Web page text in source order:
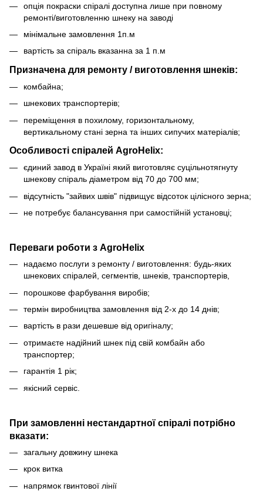
опція покраски спіралі доступна лише при повному
ремонті/виготовленню шнеку на заводі
мінімальне замовлення 1п.м
вартість за спіраль вказанна за 1 п.м
Призначена для ремонту / виготовлення шнеків:
комбайна;
шнекових транспортерів;
переміщення в похилому, горизонтальному,
вертикальному стані зерна та інших сипучих матеріалів;
Особливості спіралей AgroHelix:
єдиний завод в Україні який виготовляє суцільнотягнуту
шнекову спіраль діаметром від 70 до 700 мм;
відсутність "зайвих швів" підвищує відсоток цілісного зерна;
не потребує балансування при самостійній установці;
Переваги роботи з AgroHelix
надаємо послуги з ремонту / виготовлення: будь-яких
шнекових спіралей, сегментів, шнеків, транспортерів,
порошкове фарбування виробів;
термін виробництва замовлення від 2-х до 14 днів;
вартість в рази дешевше від оригіналу;
отримаєте надійний шнек під свій комбайн або
транспортер;
гарантія 1 рік;
якісний сервіс.
При замовленні нестандартної спіралі потрібно
вказати:
загальну довжину шнека
крок витка
напрямок гвинтової лінії